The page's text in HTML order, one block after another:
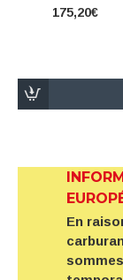
175,20€
En